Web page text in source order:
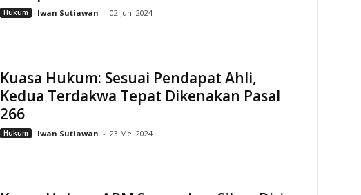
Hukum Iwan Sutiawan - 02 Juni 2024
Kuasa Hukum: Sesuai Pendapat Ahli,
Kedua Terdakwa Tepat Dikenakan Pasal
266
Hukum Iwan Sutiawan - 23 Mei 2024